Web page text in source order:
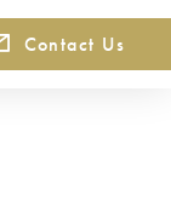
Contact Us